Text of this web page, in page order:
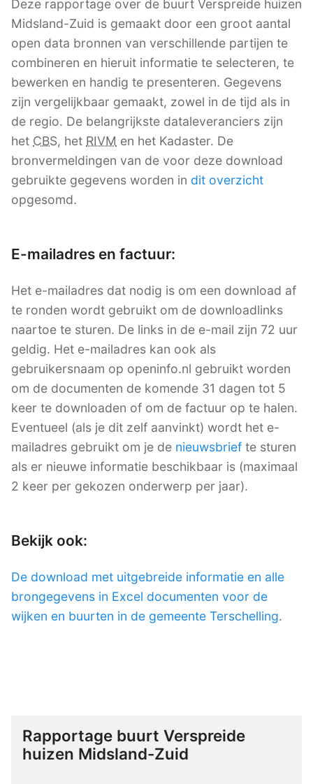
Deze rapportage over de buurt Verspreide huizen
Midsland-Zuid is gemaakt door een groot aantal
open data bronnen van verschillende partijen te
combineren en hieruit informatie te selecteren, te
bewerken en handig te presenteren. Gegevens
zijn vergelijkbaar gemaakt, zowel in de tijd als in
de regio. De belangrijkste dataleveranciers zijn
het CBS, het RIVM en het Kadaster. De
bronvermeldingen van de voor deze download
gebruikte gegevens worden in dit overzicht
opgesomd.
E-mailadres en factuur:
Het e-mailadres dat nodig is om een download af
te ronden wordt gebruikt om de downloadlinks
naartoe te sturen. De links in de e-mail zijn 72 uur
geldig. Het e-mailadres kan ook als
gebruikersnaam op openinfo.nl gebruikt worden
om de documenten de komende 31 dagen tot 5
keer te downloaden of om de factuur op te halen.
Eventueel (als je dit zelf aanvinkt) wordt het e-
mailadres gebruikt om je de nieuwsbrief te sturen
als er nieuwe informatie beschikbaar is (maximaal
2 keer per gekozen onderwerp per jaar).
Bekijk ook:
De download met uitgebreide informatie en alle
brongegevens in Excel documenten voor de
wijken en buurten in de gemeente Terschelling.
Rapportage buurt Verspreide
huizen Midsland-Zuid